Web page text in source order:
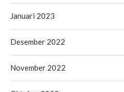
Januari 2023
Desember 2022
November 2022